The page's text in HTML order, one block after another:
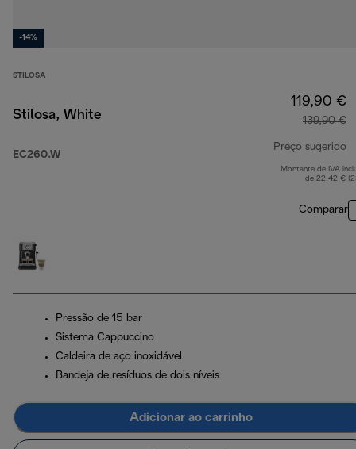
-14%
STILOSA
Stilosa, White
EC260.W
119,90 €
139,90 €
Preço sugerido
Montante de IVA
de 22,42 €
Comparar
Pressão de 15 bar
Sistema Cappuccino
Caldeira de aço inoxidável
Bandeja de resíduos de dois níveis
Adicionar ao carrinho